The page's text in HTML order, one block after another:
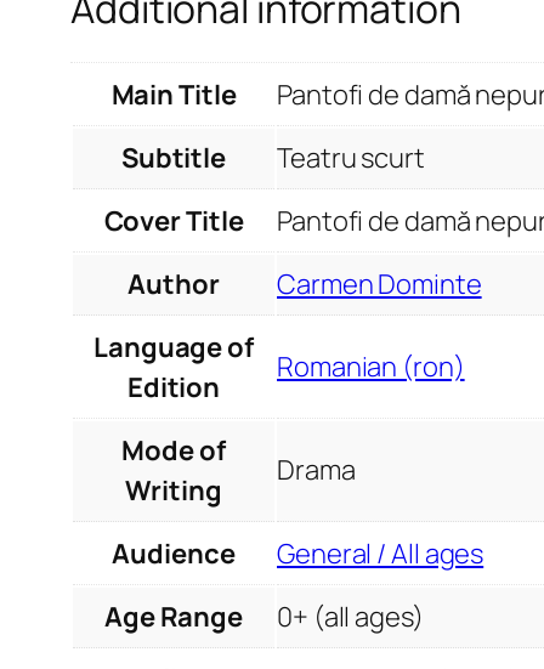
Main Title
Pantofi de damă
Subtitle
Teatru scurt
Cover Title
Pantofi de damă
Author
Carmen Dominte
Language of
Edition
Romanian (ron)
Mode of
Writing
Drama
Audience
General / All ages
Age Range
0+ (all ages)